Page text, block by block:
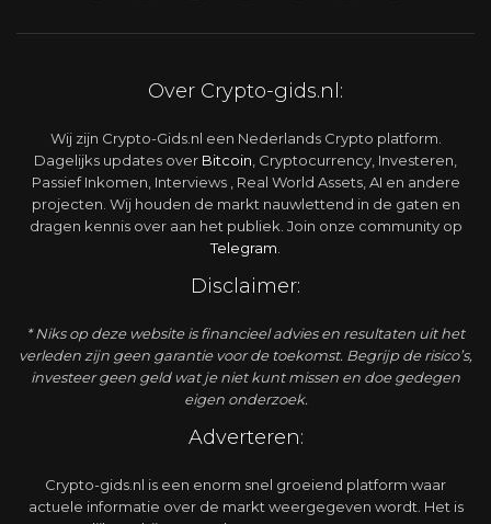
Over Crypto-gids.nl:
Wij zijn Crypto-Gids.nl een Nederlands Crypto platform.
Dagelijks updates over Bitcoin , Cryptocurrency, Investeren,
Passief Inkomen, Interviews , Real World Assets, AI en andere
projecten. Wij houden de markt nauwlettend in de gaten en
dragen kennis over aan het publiek. Join onze community op
Telegram
Disclaimer:
* Niks op deze website is financieel advies en resultaten uit het
verleden zijn geen garantie voor de toekomst. Begrijp de risico’s,
investeer geen geld wat je niet kunt missen en doe gedegen
eigen onderzoek.
Adverteren:
Crypto-gids.nl is een enorm snel groeiend platform waar
actuele informatie over de markt weergegeven wordt. Het is